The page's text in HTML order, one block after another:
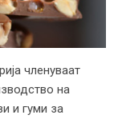
членуваат
на
и гуми за